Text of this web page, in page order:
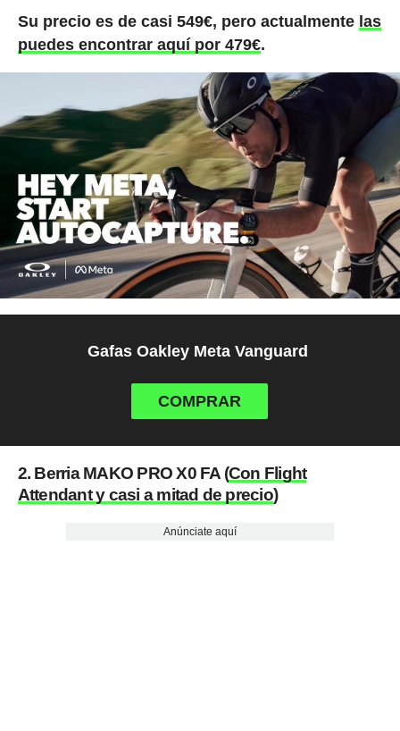
Su precio es de casi 549€, pero actualmente las
puedes encontrar aquí por 479€.
Gafas Oakley Meta Vanguard
COMPRAR
2. Berria MAKO PRO X0 FA (Con Flight
Attendant y casi a mitad de precio)
Anúnciate aquí